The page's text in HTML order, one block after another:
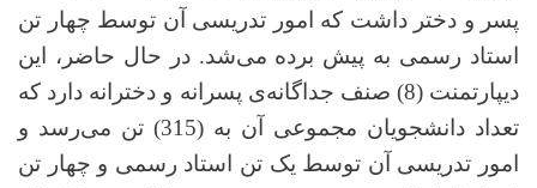
پسر و دختر داشت که امور تدریسی آن توسط چهار تن
استاد رسمی به پیش برده می‌شد. در حال حاضر، این
دیپارتمنت (8) صنف جداگانه‌ی پسرانه و دخترانه دارد که
تعداد دانشجویان مجموعی آن به (315) تن می‌رسد و
امور تدریسی آن توسط یک تن استاد رسمی و چهار تن